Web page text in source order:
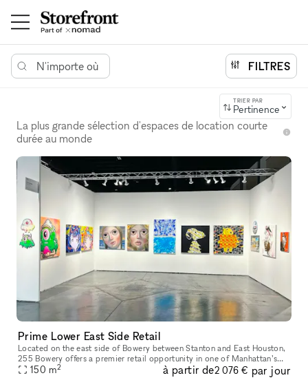
N'importe où FILTRES
TRIER PAR
Pertinence
La plus grande sélection d'espaces de location courte
durée au monde
Prime Lower East Side Retail
Located on the east side of Bowery between Stanton and East Houston,
255 Bowery offers a premier retail opportunity in one of Manhattan’s
most dynamic and rapidly evolving neighborhoods. With consta
150 m2 à partir de2 076 € par jour